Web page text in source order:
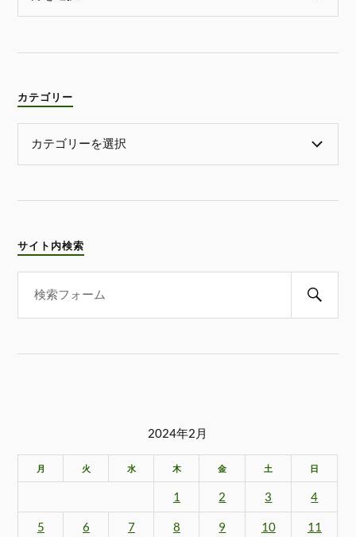
カテゴリー
サイト内検索
2024年2月
月 火 水 木 金 土 日
1 2 3 4
5 6 7 8 9 10 11